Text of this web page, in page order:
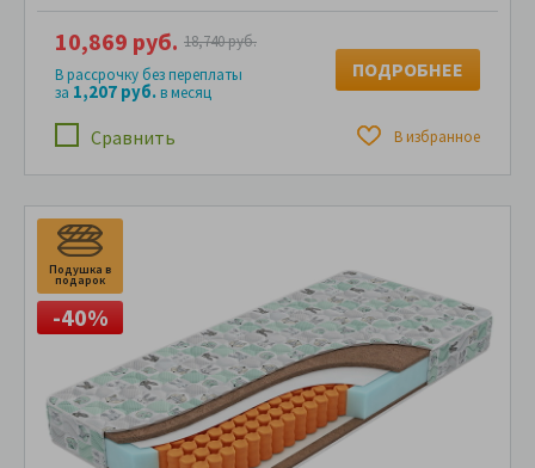
Сравнить В избранное
10,869 руб. 18,740 руб.
В рассрочку без переплаты
за 1,207 руб.в месяц
ПОДРОБНЕЕ
Подушка в
подарок
-40%